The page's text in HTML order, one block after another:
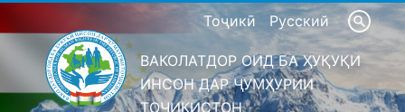
Тоҷикӣ Русский
ВАКОЛАТДОР ОИД БА ҲУҚУҚИ
ИНСОН ДАР ҶУМҲУРИИ
ТОҶИКИСТОН